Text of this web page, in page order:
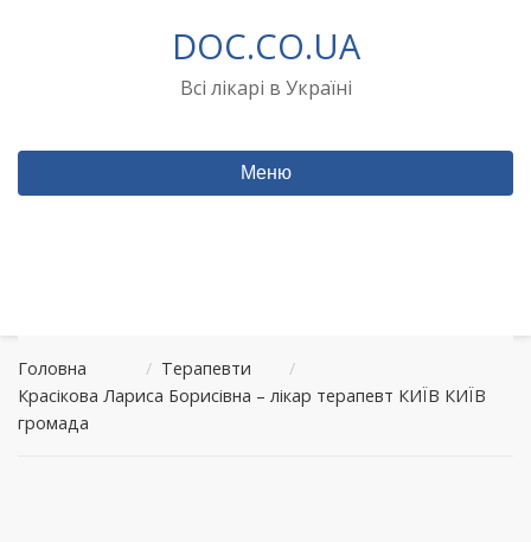
DOC.CO.UA
Всі лікарі в Україні
Меню
Головна / Терапевти
/
Красікова Лариса Борисівна – лікар терапевт КИЇВ КИЇВ
громада